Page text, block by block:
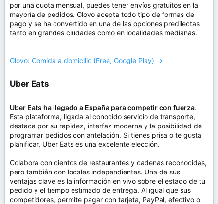
por una cuota mensual, puedes tener envíos gratuitos en la
mayoría de pedidos. Glovo acepta todo tipo de formas de
pago y se ha convertido en una de las opciones predilectas
tanto en grandes ciudades como en localidades medianas.
Glovo: Comida a domicilio (Free, Google Play) →
Uber Eats​
Uber Eats ha llegado a España para competir con fuerza.
Esta plataforma, ligada al conocido servicio de transporte,
destaca por su rapidez, interfaz moderna y la posibilidad de
programar pedidos con antelación. Si tienes prisa o te gusta
planificar, Uber Eats es una excelente elección.
Colabora con cientos de restaurantes y cadenas reconocidas,
pero también con locales independientes. Una de sus
ventajas clave es la información en vivo sobre el estado de tu
pedido y el tiempo estimado de entrega. Al igual que sus
competidores, permite pagar con tarjeta, PayPal, efectivo o